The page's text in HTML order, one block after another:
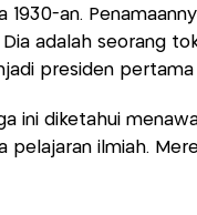
1930-an.
adalah seorang
presiden pertama
ini diketahui
ilmiah.